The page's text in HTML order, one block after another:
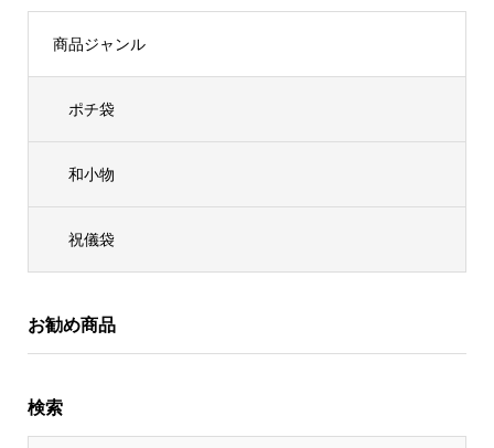
商品ジャンル
ポチ袋
和小物
祝儀袋
お勧め商品
検索